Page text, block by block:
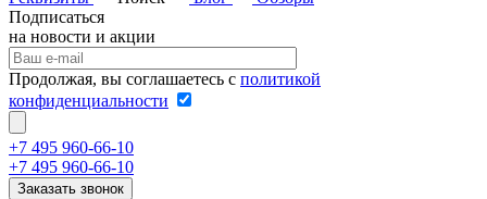
Подписаться
на новости и акции
Продолжая, вы соглашаетесь с политикой
конфиденциальности
+7 495 960-66-10
+7 495 960-66-10
Заказать звонок